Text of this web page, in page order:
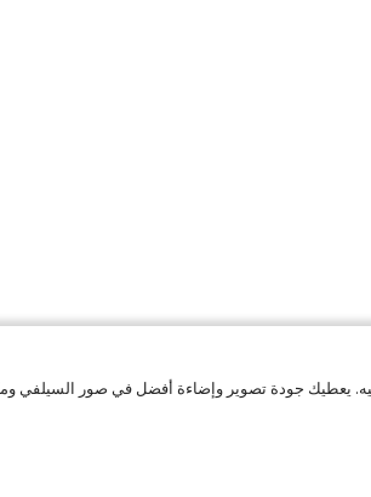
يعطيك جودة تصوير وإضاءة أفضل في صور السيلفي